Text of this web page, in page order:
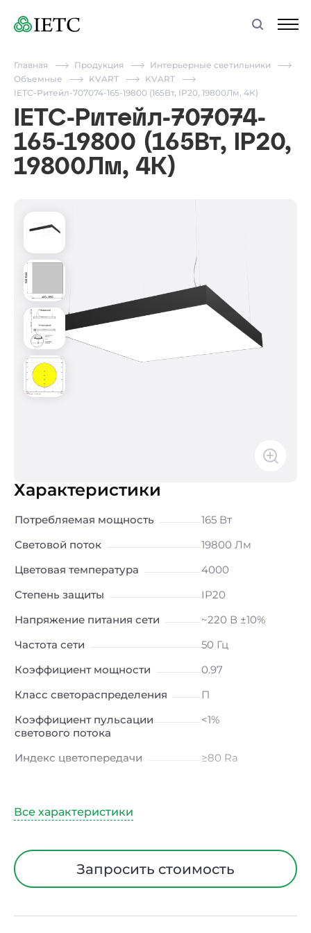
Главная Продукция
Интерьерные светильники
Объемные
KVART
KVART
IETC-Ритейл-707074-165-19800 (165Вт, IP20, 19800Лм, 4К)
IETC-Ритейл-707074-
165-19800 (165Вт, IP20,
19800Лм, 4К)
Характеристики
Потребляемая мощность
165 Вт
Световой поток
19800 Лм
Цветовая температура
4000
Степень защиты
IP20
Напряжение питания сети
~220 В ±10%
Частота сети
50 Гц
Коэффициент мощности
0.97
Класс светораспределения
П
Коэффициент пульсации
светового потока
<1%
Индекс цветопередачи
≥80 Ra
Угол рассеивания
Диапазон рабочих
температурЗапросить стоимость